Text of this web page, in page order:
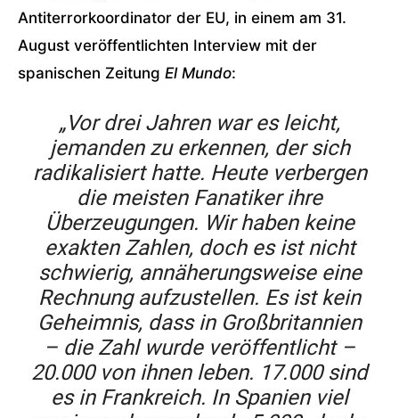
Antiterrorkoordinator der EU, in einem am 31.
August veröffentlichten Interview mit der
spanischen Zeitung El Mundo:
„Vor drei Jahren war es leicht,
jemanden zu erkennen, der sich
radikalisiert hatte. Heute verbergen
die meisten Fanatiker ihre
Überzeugungen. Wir haben keine
exakten Zahlen, doch es ist nicht
schwierig, annäherungsweise eine
Rechnung aufzustellen. Es ist kein
Geheimnis, dass in Großbritannien
– die Zahl wurde veröffentlicht –
20.000 von ihnen leben. 17.000 sind
es in Frankreich. In Spanien viel